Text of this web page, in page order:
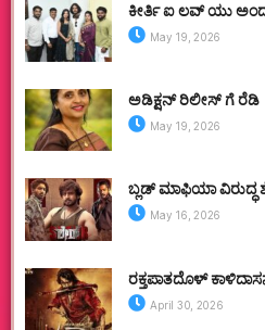
ಕೀರ್ತಿ ಐ ಲವ್ ಯು
May 19, 2026
ಅಡಿಕ್ಷನ್ ರಿಲೀಸ್ ಗೆ ರೆಡಿ
May 19, 2026
ಬ್ಲಡ್ ಮಾಫಿಯಾ
May 16, 2026
ರಕ್ತಪಾತದೊಳ್
April 30, 2026